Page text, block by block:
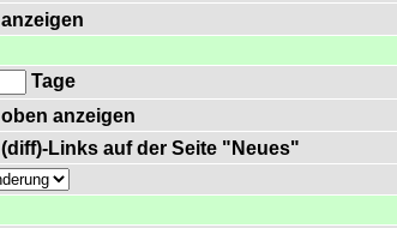
anzeigen
Tage
oben anzeigen
(diff)-Links auf der Seite "Neues"